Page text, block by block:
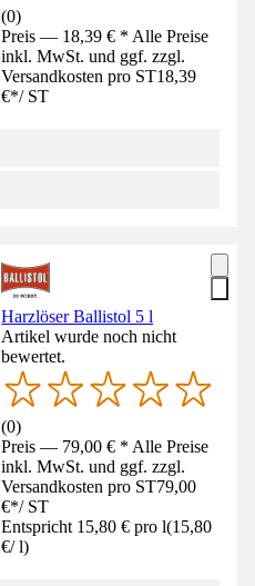
(0)
Preis — 18,39 € * Alle Preise
inkl. MwSt. und ggf. zzgl.
Versandkosten pro ST18,39
€*/ ST
Harzlöser Ballistol 5 l
Artikel wurde noch nicht
bewertet.
(0)
Preis — 79,00 € * Alle Preise
inkl. MwSt. und ggf. zzgl.
Versandkosten pro ST79,00
€*/ ST
Entspricht 15,80 € pro l(15,80
€/ l)